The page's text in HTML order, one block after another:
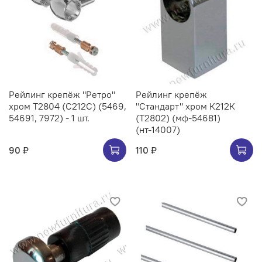
Рейлинг крепёж "Ретро"
хром Т2804 (С212C) (5469,
54691, 7972) - 1 шт.
90 ₽
Рейлинг крепёж
"Стандарт" хром К212К
(Т2802) (мф-54681)
(нт-14007)
110 ₽